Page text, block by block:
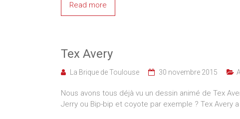
Read more
Tex Avery
La Brique de Toulouse 30 novembre 2015
Nous avons tous déjà vu un dessin animé de Tex
Jerry ou Bip-bip et coyote par exemple ? Tex Avery